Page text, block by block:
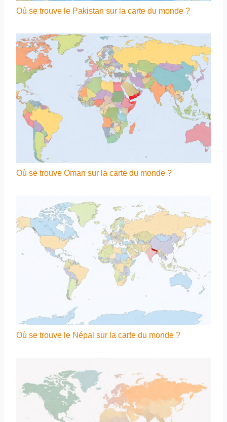
Où se trouve le Pakistan sur la carte du monde ?
Où se trouve Oman sur la carte du monde ?
Où se trouve le Népal sur la carte du monde ?